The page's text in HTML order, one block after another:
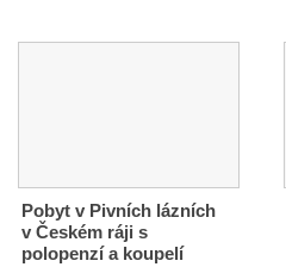
Pobyt v Pivních lázních
v Českém ráji s
polopenzí a koupelí